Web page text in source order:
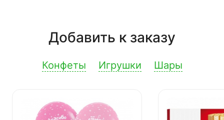
Добавить к заказу
Конфеты Игрушки Шары